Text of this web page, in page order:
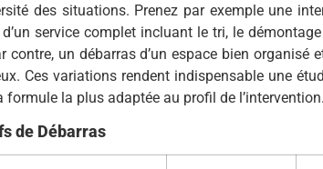
des situations. Prenez par exemple une
service complet incluant le tri, le
contre, un débarras d’un espace bien organisé
Ces variations rendent indispensable une
formule la plus adaptée au profil de l’intervention.
de Débarras